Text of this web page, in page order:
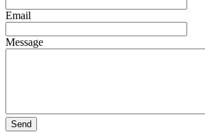
Email
Message